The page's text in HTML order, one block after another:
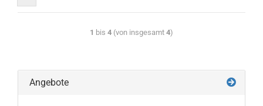
1 bis 4 (von insgesamt 4)
Angebote